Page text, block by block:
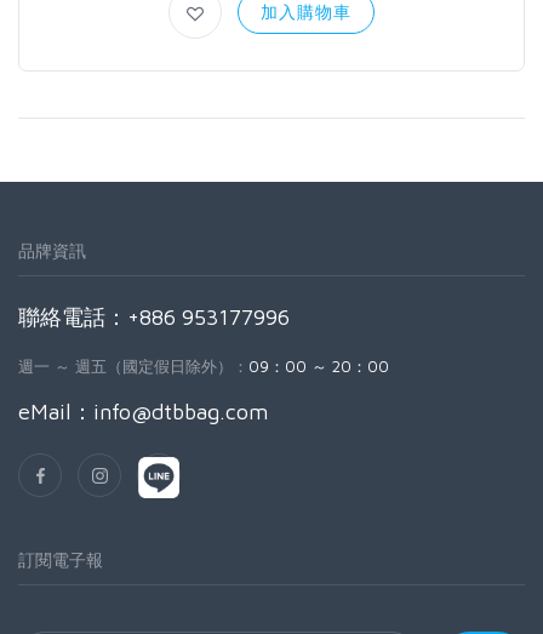
加入購物車
品牌資訊
聯絡電話：+886 953177996
週一 ～ 週五（國定假日除外）： 09：00 ～ 20：00
eMail： info@dtbbag.com
訂閱電子報